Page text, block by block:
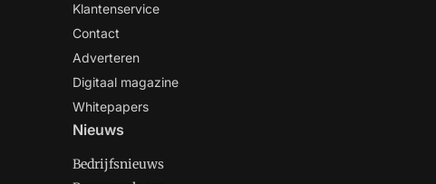
Klantenservice
Contact
Adverteren
Digitaal magazine
Whitepapers
Nieuws
Bedrijfsnieuws